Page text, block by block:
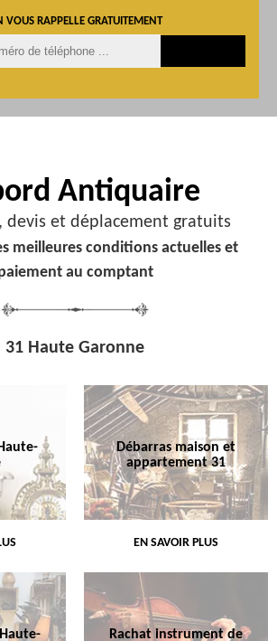
VOUS RAPPELLE GRATUITEMENT
Antiquaire
devis et déplacement gratuits
meilleures conditions actuelles et
au comptant
31 Haute Garonne
Débarras maison et
appartement 31
EN SAVOIR PLUS
Rachat instrument de